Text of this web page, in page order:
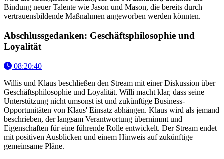
Bindung neuer Talente wie Jason und Mason, die bereits durch
vertrauensbildende Maßnahmen angeworben werden könnten.
Abschlussgedanken: Geschäftsphilosophie und
Loyalität
08:20:40
Willis und Klaus beschließen den Stream mit einer Diskussion über
Geschäftsphilosophie und Loyalität. Willi macht klar, dass seine
Unterstützung nicht umsonst ist und zukünftige Business-
Opportunitäten von Klaus' Einsatz abhängen. Klaus wird als jemand
beschrieben, der langsam Verantwortung übernimmt und
Eigenschaften für eine führende Rolle entwickelt. Der Stream endet
mit positiven Ausblicken und einem Hinweis auf zukünftige
gemeinsame Pläne.